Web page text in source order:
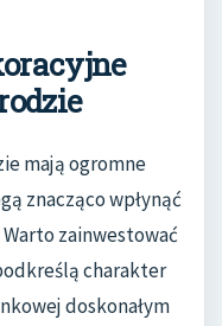
mają ogromne
znacząco wpłynąć
zainwestować
charakter
doskonałym